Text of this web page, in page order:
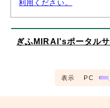
利用ください。
ぎふMIRAI'sポータルサ
表示 PC